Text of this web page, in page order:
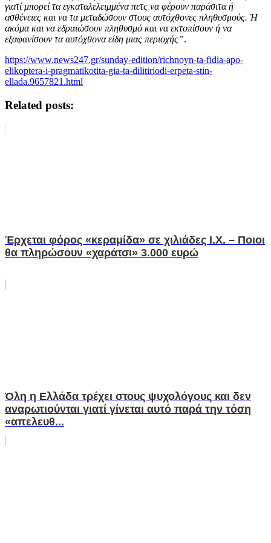
γιατί μπορεί τα εγκαταλελειμμένα πετς να φέρουν παράσιτα ή
ασθένειες και να τα μεταδώσουν στους αυτόχθονες πληθυσμούς. Ή
ακόμα και να εδραιώσουν πληθυσμό και να εκτοπίσουν ή να
εξαφανίσουν τα αυτόχθονα είδη μιας περιοχής”.
https://www.news247.gr/sunday-edition/richnoyn-ta-fidia-apo-
elikoptera-i-pragmatikotita-gia-ta-dilitiriodi-erpeta-stin-
ellada.9657821.html
Related posts:
Έρχεται φόρος «κεραμίδα» σε χιλιάδες Ι.Χ. – Ποιοι
θα πληρώσουν «χαράτσι» 3.000 ευρώ
Όλη η Ελλάδα τρέχει στους ψυχολόγους και δεν
αναρωτιούνται γιατί γίνεται αυτό παρά την τόση
«απελευθ...